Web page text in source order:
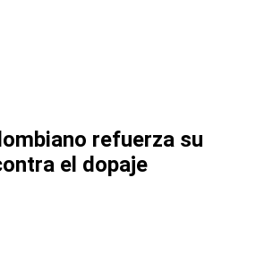
refuerza su
el dopaje